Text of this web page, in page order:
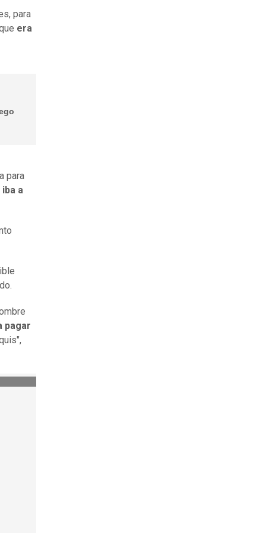
para
era
para
a
pagar